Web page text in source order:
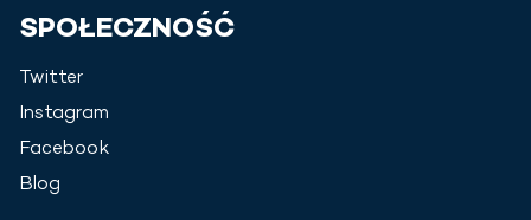
SPOŁECZNOŚĆ
Twitter
Instagram
Facebook
Blog